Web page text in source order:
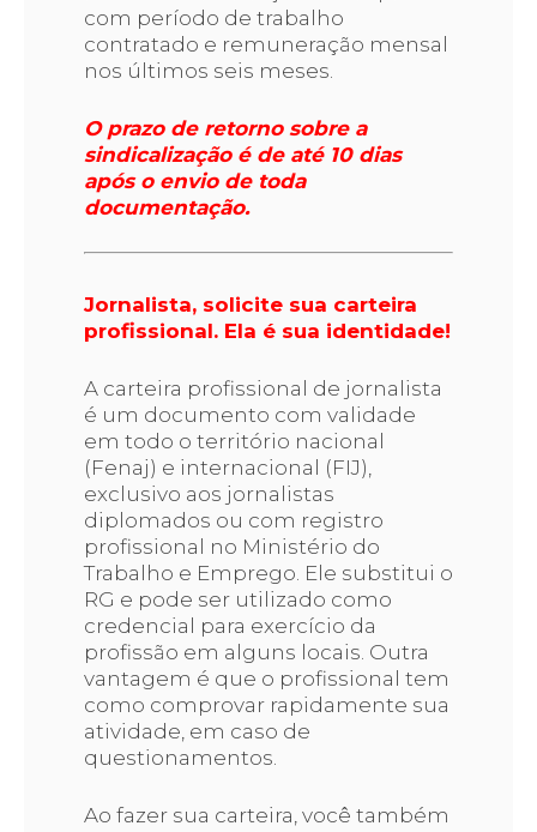
com período de trabalho
contratado e remuneração mensal
nos últimos seis meses.
O prazo de retorno sobre a
sindicalização é de até 10 dias
após o envio de toda
documentação.
Jornalista, solicite sua carteira
profissional. Ela é sua identidade!
A carteira profissional de jornalista
é um documento com validade
em todo o território nacional
(Fenaj) e internacional (FIJ),
exclusivo aos jornalistas
diplomados ou com registro
profissional no Ministério do
Trabalho e Emprego. Ele substitui o
RG e pode ser utilizado como
credencial para exercício da
profissão em alguns locais. Outra
vantagem é que o profissional tem
como comprovar rapidamente sua
atividade, em caso de
questionamentos.
Ao fazer sua carteira, você também